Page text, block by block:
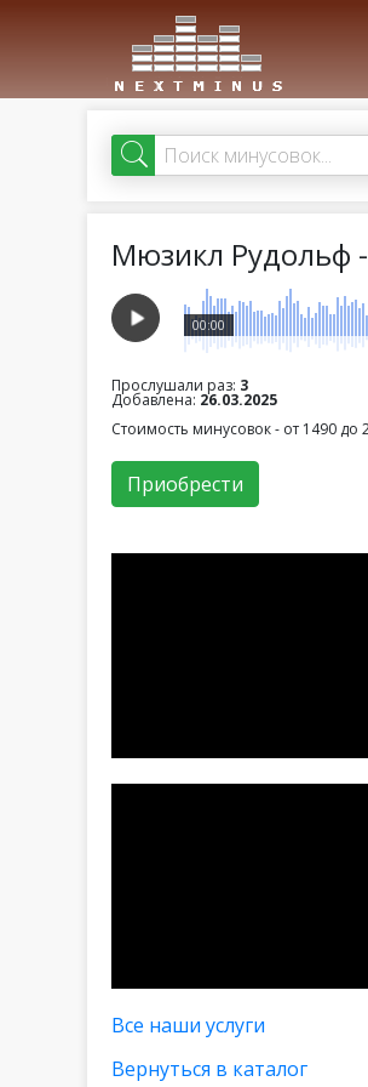
Мюзикл Рудольф
00:00
Прослушали раз: 3
Добавлена: 26.03.2025
Стоимость минусовок - от 1490 до
Приобрести
Все наши услуги
Вернуться в каталог